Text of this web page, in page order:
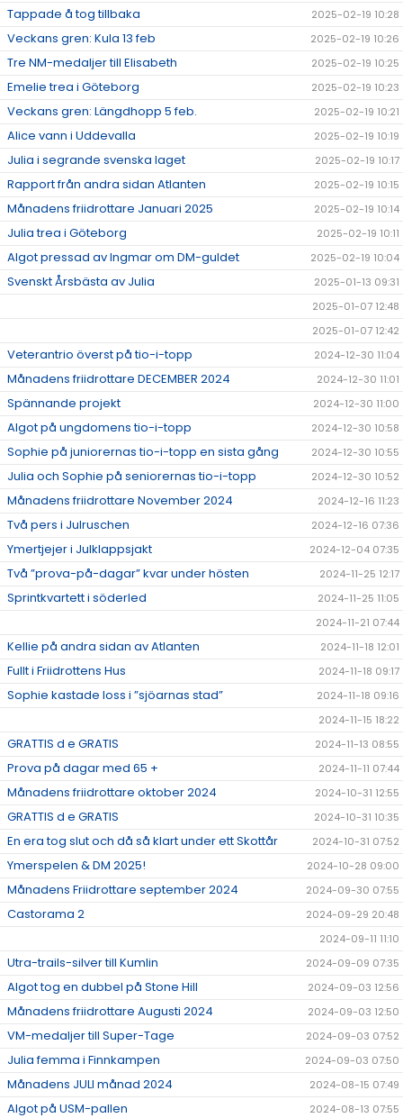
Tappade å tog tillbaka 2025-02-19 10:28
Veckans gren: Kula 13 feb 2025-02-19 10:26
Tre NM-medaljer till Elisabeth 2025-02-19 10:25
Emelie trea i Göteborg 2025-02-19 10:23
Veckans gren: Längdhopp 5 feb. 2025-02-19 10:21
Alice vann i Uddevalla 2025-02-19 10:19
Julia i segrande svenska laget 2025-02-19 10:17
Rapport från andra sidan Atlanten 2025-02-19 10:15
Månadens friidrottare Januari 2025 2025-02-19 10:14
Julia trea i Göteborg 2025-02-19 10:11
Algot pressad av Ingmar om DM-guldet 2025-02-19 10:04
Svenskt Årsbästa av Julia
2025-01-13 09:31
2025-01-07 12:48
2025-01-07 12:42
Veterantrio överst på tio-i-topp 2024-12-30 11:04
Månadens friidrottare DECEMBER 2024 2024-12-30 11:01
Spännande projekt 2024-12-30 11:00
Algot på ungdomens tio-i-topp 2024-12-30 10:58
Sophie på juniorernas tio-i-topp en sista gång 2024-12-30 10:55
Julia och Sophie på seniorernas tio-i-topp 2024-12-30 10:52
Månadens friidrottare November 2024 2024-12-16 11:23
Två pers i Julruschen 2024-12-16 07:36
Ymertjejer i Julklappsjakt 2024-12-04 07:35
Två ”prova-på-dagar” kvar under hösten 2024-11-25 12:17
Sprintkvartett i söderled
2024-11-25 11:05
2024-11-21 07:44
Kellie på andra sidan av Atlanten 2024-11-18 12:01
Fullt i Friidrottens Hus 2024-11-18 09:17
Sophie kastade loss i ”sjöarnas stad”
2024-11-18 09:16
2024-11-15 18:22
GRATTIS d e GRATIS 2024-11-13 08:55
Prova på dagar med 65 + 2024-11-11 07:44
Månadens friidrottare oktober 2024 2024-10-31 12:55
GRATTIS d e GRATIS 2024-10-31 10:35
En era tog slut och då så klart under ett Skottår 2024-10-31 07:52
Ymerspelen & DM 2025! 2024-10-28 09:00
Månadens Friidrottare september 2024 2024-09-30 07:55
Castorama 2
2024-09-29 20:48
2024-09-11 11:10
Utra-trails-silver till Kumlin 2024-09-09 07:35
Algot tog en dubbel på Stone Hill 2024-09-03 12:56
Månadens friidrottare Augusti 2024 2024-09-03 12:50
VM-medaljer till Super-Tage 2024-09-03 07:52
Julia femma i Finnkampen 2024-09-03 07:50
Månadens JULI månad 2024 2024-08-15 07:49
Algot på USM-pallen 2024-08-13 07:55